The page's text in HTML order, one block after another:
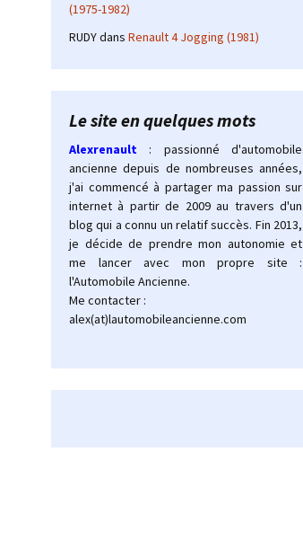
(1975-1982)
RUDYdans Renault 4 Jogging (1981)
Le site en quelques mots
Alexrenault
: passionné d'automobile
ancienne depuis de nombreuses années,
j'ai commencé à partager ma passion sur
internet à partir de 2009 au travers d'un
blog qui a connu un relatif succès. Fin 2013,
je décide de prendre mon autonomie et
me lancer avec mon propre site :
l'Automobile Ancienne.
Me contacter :
alex(at)lautomobileancienne.com